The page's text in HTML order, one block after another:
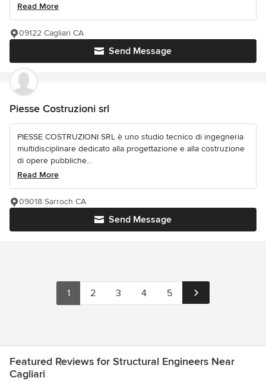
Read More
Send Message
09122 Cagliari CA
Piesse Costruzioni srl
PIESSE COSTRUZIONI SRL è uno studio tecnico di ingegneria
multidisciplinare dedicato alla progettazione e alla costruzione
di opere pubbliche...
Read More
Send Message
09018 Sarroch CA
1 2 3 4 5
Featured Reviews for Structural Engineers Near
Cagliari